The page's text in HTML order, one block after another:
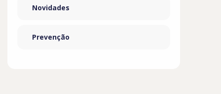
Novidades
Prevenção